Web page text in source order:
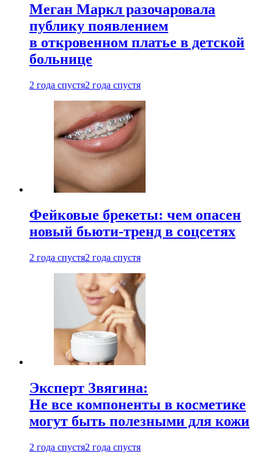
Меган Маркл разочаровала
публику появлением
в откровенном платье в детской
больнице
2 года спустя2 года спустя
Фейковые брекеты: чем опасен
новый бьюти-тренд в соцсетях
2 года спустя2 года спустя
Эксперт Звягина:
Не все компоненты в косметике
могут быть полезными для кожи
2 года спустя2 года спустя